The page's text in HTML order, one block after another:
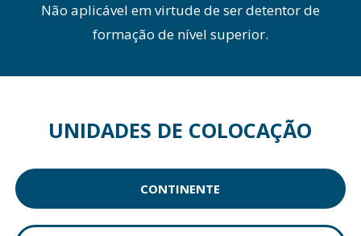
Não aplicável em virtude de ser detentor de
formação de nível superior.
UNIDADES DE COLOCAÇÃO
CONTINENTE